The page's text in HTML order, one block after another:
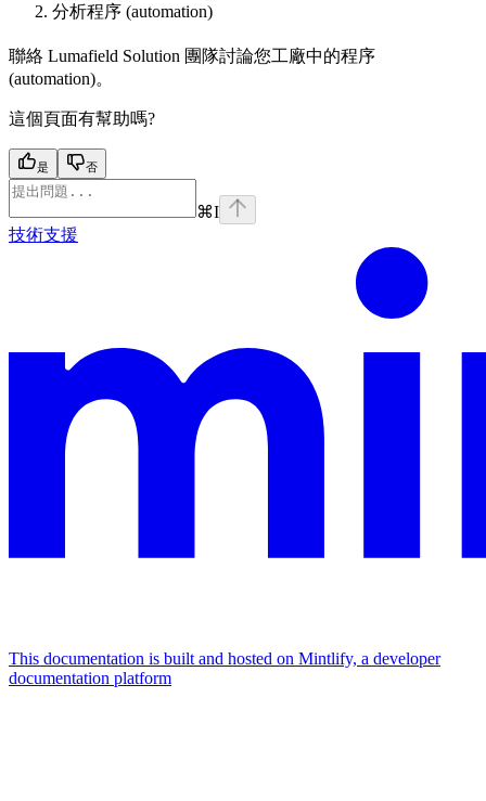
分析程序 (automation)
聯絡 Lumafield Solution 團隊討論您工廠中的程序
(automation)。
這個頁面有幫助嗎?
是 否
⌘I
技術支援
This documentation is built and hosted on Mintlify, a developer
documentation platform